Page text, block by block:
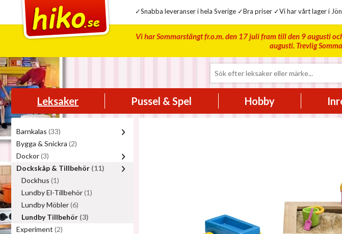
✓Snabba leveranser i hela Sverige ✓Bra priser ✓Vi har vårt lager i
Vi har Sommarstängt fr.o.m. den 17 juli fram till den 9 augusti
augusti. Trevlig
Leksaker Pussel & Spel Hobby
Barnkalas (33)
Bygga & Snickra (2)
Dockor(3)
Dockskåp & Tillbehör (11)
Dockhus (1)
Lundby El-Tillbehör(1)
Lundby Möbler(6)
Lundby Tillbehör (3)
Experiment (2)